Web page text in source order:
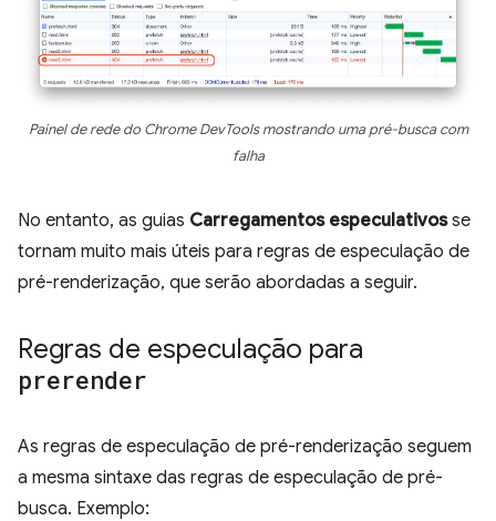
Painel de rede do Chrome DevTools mostrando uma pré-busca com
falha
No entanto, as guias Carregamentos especulativosse
tornam muito mais úteis para regras de especulação de
pré-renderização, que serão abordadas a seguir.
Regras de especulação para
prerender
As regras de especulação de pré-renderização seguem
a mesma sintaxe das regras de especulação de pré-
busca. Exemplo: